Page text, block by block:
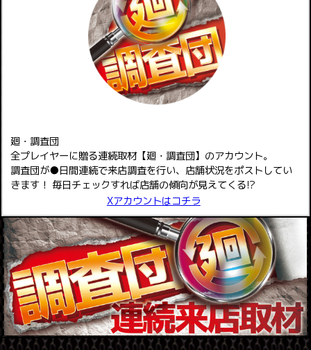
廻・調査団
全プレイヤーに贈る連続取材【廻・調査団】のアカウント。
調査団が●日間連続で来店調査を行い、店舗状況をポストしてい
きます！ 毎日チェックすれば店舗の傾向が見えてくる!?
Xアカウントはコチラ